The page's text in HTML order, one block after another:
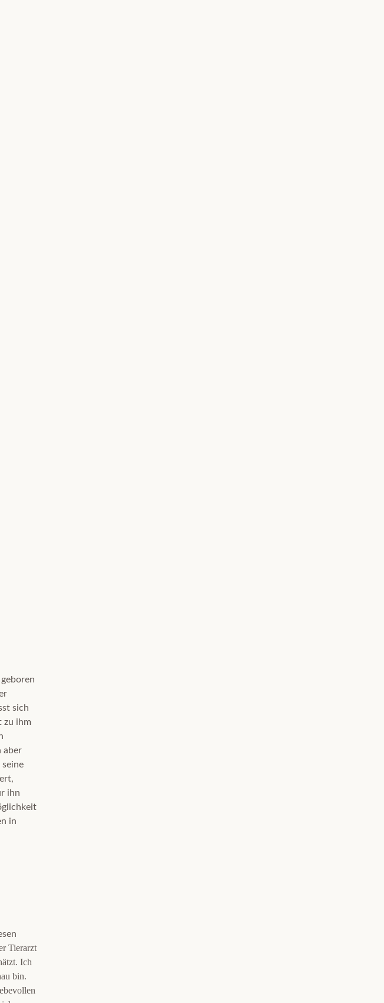
sich
zu ihm
aber
ihn
in
Tierarzt
Ich
bin.